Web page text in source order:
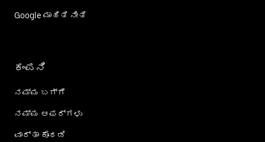
Google ಮಾಹಿತಿ ನೀತಿ
ಕಂಪನಿ
ನಮ್ಮ ಬಗ್ಗೆ
ನಮ್ಮ ಆಫರ್‌ಗಳು
ವಾರ್ತಾ ಕೊಠಡಿ